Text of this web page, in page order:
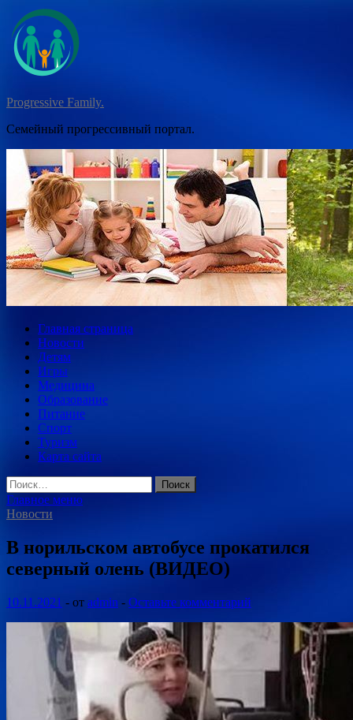
Перейти
содержимому
Progressive Family.
Семейный прогрессивный портал.
Главная страница
Новости
Детям
Игры
Медицина
Образование
Питание
Спорт
Туризм
Карта сайта
Найти:
Главное меню
Новости
В норильском автобусе прокатился
северный олень (ВИДЕО)
10.11.2021 - от admin - Оставьте комментарий